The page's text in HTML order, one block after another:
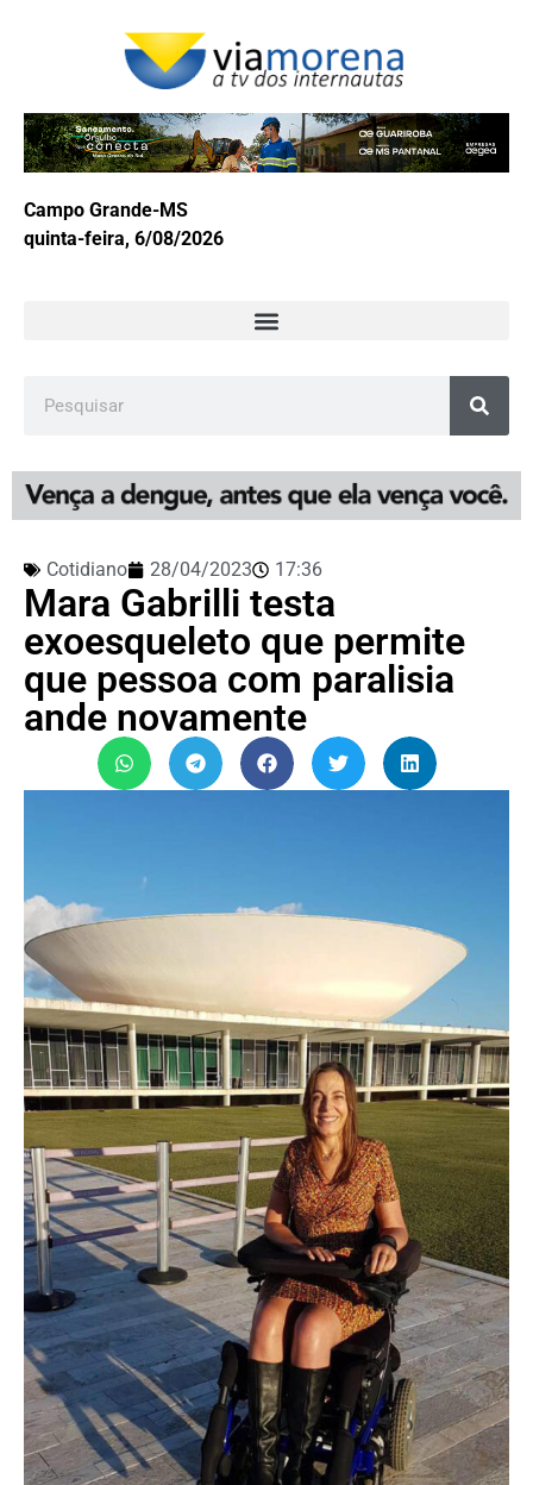
Campo Grande-MS
quinta-feira, 6/08/2026
Cotidiano 28/04/2023 17:36
Mara Gabrilli testa
exoesqueleto que permite
que pessoa com paralisia
ande novamente